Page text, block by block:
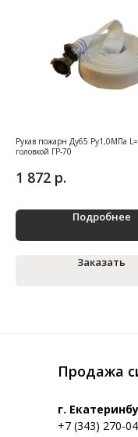
Рукав пожарн Ду65 Ру1,0МПа
головкой ГР-70
1 872 р.
Подробнее
Заказать
Продажа
г.
+7 (343) 270-